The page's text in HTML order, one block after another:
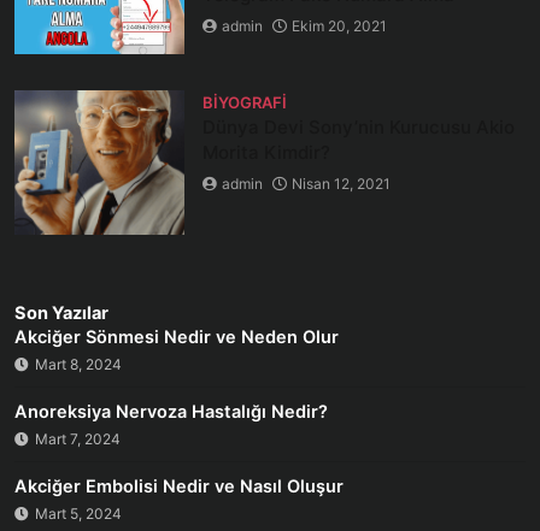
admin Ekim 20, 2021
BIYOGRAFI
admin Nisan 12, 2021
Son Yazılar
Akciğer Sönmesi Nedir ve Neden Olur
Mart 8, 2024
Anoreksiya Nervoza Hastalığı Nedir?
Mart 7, 2024
Akciğer Embolisi Nedir ve Nasıl Oluşur
Mart 5, 2024